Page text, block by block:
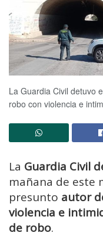
La Guardia Civil detuvo
robo con violencia e
La Guardia Civil
mañana de este
presunto autor
violencia e
de robo.